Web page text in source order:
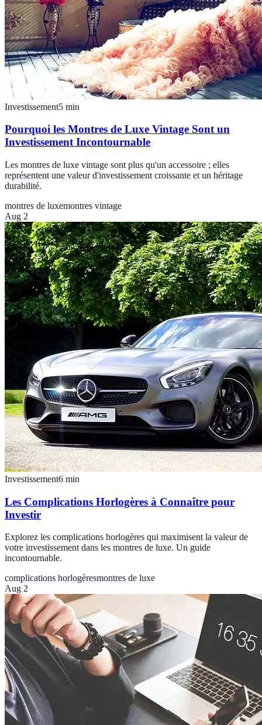
Investissement5 min
Pourquoi les Montres de Luxe Vintage Sont un
Investissement Incontournable
Les montres de luxe vintage sont plus qu'un accessoire ; elles
représentent une valeur d'investissement croissante et un héritage
durabilité.
montres de luxemontres vintage
Aug 2
Investissement6 min
Les Complications Horlogères à Connaître pour
Investir
Explorez les complications horlogères qui maximisent la valeur de
votre investissement dans les montres de luxe. Un guide
incontournable.
complications horlogèresmontres de luxe
Aug 2